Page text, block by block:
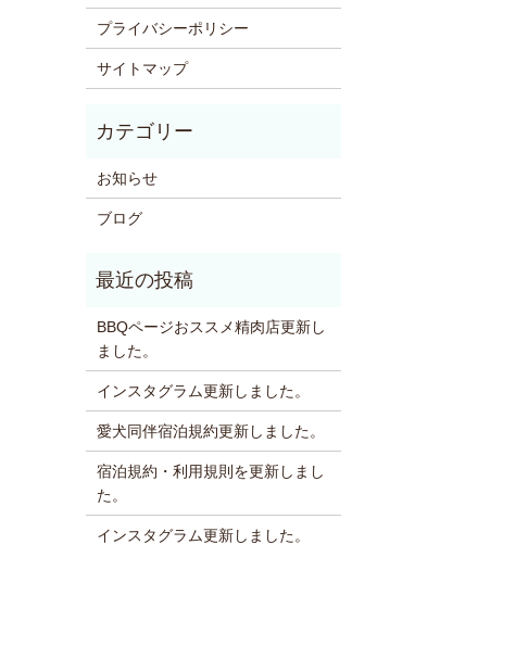
プライバシーポリシー
サイトマップ
お知らせ
ブログ
BBQページおススメ精肉店更新し
ました。
インスタグラム更新しました。
愛犬同伴宿泊規約更新しました。
宿泊規約・利用規則を更新しまし
た。
インスタグラム更新しました。